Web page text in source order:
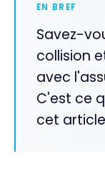
EN BREF
Savez-
collision
avec
C'est ce
cet